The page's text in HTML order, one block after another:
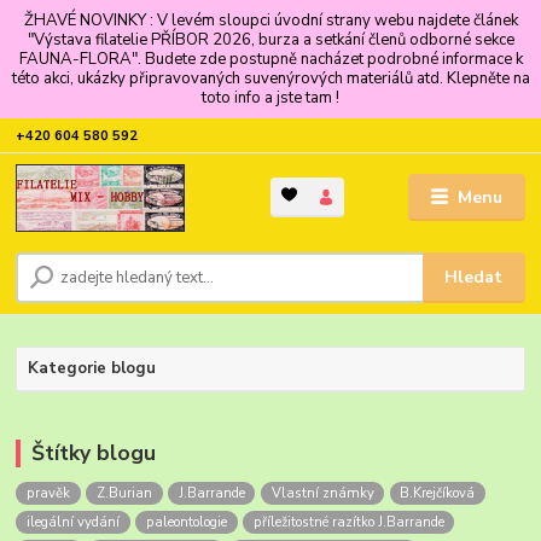
ŽHAVÉ NOVINKY : V levém sloupci úvodní strany webu najdete článek
"Výstava filatelie PŘÍBOR 2026, burza a setkání členů odborné sekce
FAUNA-FLORA". Budete zde postupně nacházet podrobné informace k
této akci, ukázky připravovaných suvenýrových materiálů atd. Klepněte na
toto info a jste tam !
Menu
Hledat
+420 604 580 592
Kategorie blogu
Štítky blogu
pravěk Z.Burian J.Barrande Vlastní známky
B.Krejčíková
ilegální vydání
paleontologie
příležitostné razítko J.Barrande